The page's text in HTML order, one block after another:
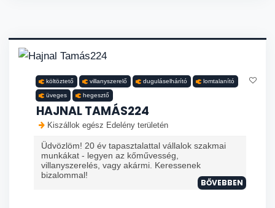
költöztető villanyszerelő duguláselhárító lomtalanító
üveges hegesztő
HAJNAL TAMÁS224
Kiszállok egész Edelény területén
Üdvözlöm! 20 év tapasztalattal vállalok szakmai
munkákat - legyen az kőművesség,
villanyszerelés, vagy akármi. Keressenek
bizalommal!
BŐVEBBEN